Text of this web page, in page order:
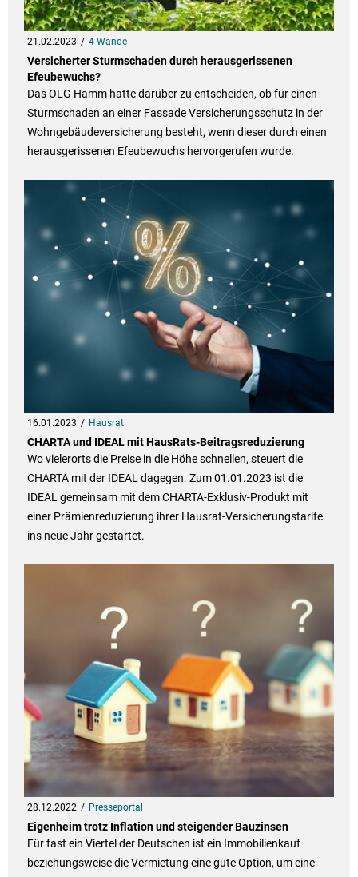
21.02.2023 4 Wände
Versicherter Sturmschaden durch herausgerissenen
Efeubewuchs?
Das OLG Hamm hatte darüber zu entscheiden, ob für einen
Sturmschaden an einer Fassade Versicherungsschutz in der
Wohngebäudeversicherung besteht, wenn dieser durch einen
herausgerissenen Efeubewuchs hervorgerufen wurde.
16.01.2023 Hausrat
CHARTA und IDEAL mit HausRats-Beitragsreduzierung
Wo vielerorts die Preise in die Höhe schnellen, steuert die
CHARTA mit der IDEAL dagegen. Zum 01.01.2023 ist die
IDEAL gemeinsam mit dem CHARTA-Exklusiv-Produkt mit
einer Prämienreduzierung ihrer Hausrat-Versicherungstarife
ins neue Jahr gestartet.
28.12.2022 Presseportal
Eigenheim trotz Inflation und steigender Bauzinsen
Für fast ein Viertel der Deutschen ist ein Immobilienkauf
beziehungsweise die Vermietung eine gute Option, um eine